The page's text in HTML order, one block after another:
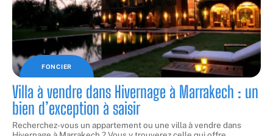
FONCIER
Villa à vendre dans Hivernage à Marrakech : un
bien d’exception à saisir
Recherchez-vous un appartement ou une villa à vendre dans